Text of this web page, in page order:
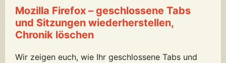
Mozilla Firefox – geschlossene Tabs
und Sitzungen wiederherstellen,
Chronik löschen
Wir zeigen euch, wie Ihr geschlossene Tabs und